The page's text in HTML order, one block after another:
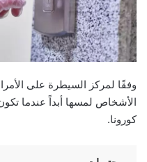
الأشخاص لمسها أبداً عندما
كورونا.